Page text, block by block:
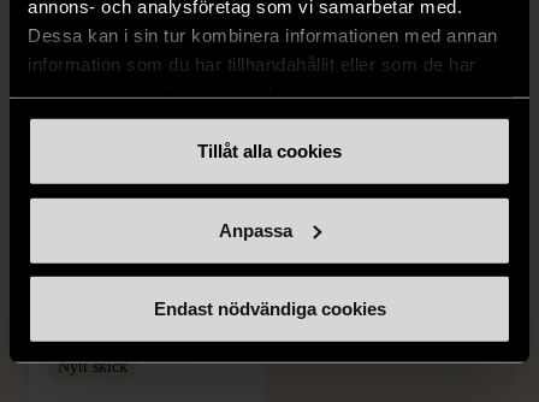
annons- och analysföretag som vi samarbetar med.
Dessa kan i sin tur kombinera informationen med annan
information som du har tillhandahållit eller som de har
Tillåt alla cookies
Anpassa
Endast nödvändiga cookies
Iittala Marimekko
Mariskooli ljusblå
Nytt skick